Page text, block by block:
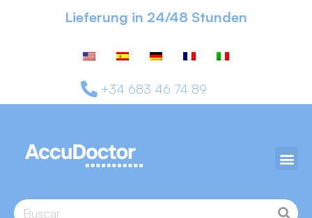
Lieferung in 24/48 Stunden
+34 683 46 74 89